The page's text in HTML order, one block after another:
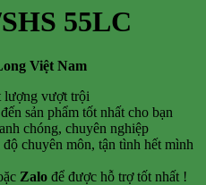
55LC
Việt Nam
lượng vượt trội
sản phẩm tốt nhất cho bạn
chóng, chuyên nghiệp
chuyên môn, tận tình hết mình
Zalo để được hỗ trợ tốt nhất !